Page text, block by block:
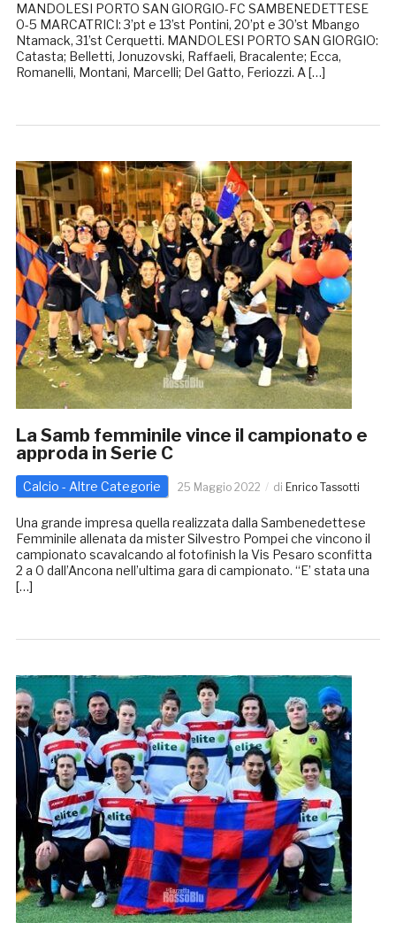
MANDOLESI PORTO SAN GIORGIO-FC SAMBENEDETTESE
0-5 MARCATRICI: 3’pt e 13’st Pontini, 20’pt e 30’st Mbango
Ntamack, 31’st Cerquetti. MANDOLESI PORTO SAN GIORGIO:
Catasta; Belletti, Jonuzovski, Raffaeli, Bracalente; Ecca,
Romanelli, Montani, Marcelli; Del Gatto, Feriozzi. A […]
La Samb femminile vince il campionato e
approda in Serie C
Calcio - Altre Categorie 25 Maggio 2022 di Enrico Tassotti
Una grande impresa quella realizzata dalla Sambenedettese
Femminile allenata da mister Silvestro Pompei che vincono il
campionato scavalcando al fotofinish la Vis Pesaro sconfitta
2 a 0 dall’Ancona nell’ultima gara di campionato. “E’ stata una
[…]